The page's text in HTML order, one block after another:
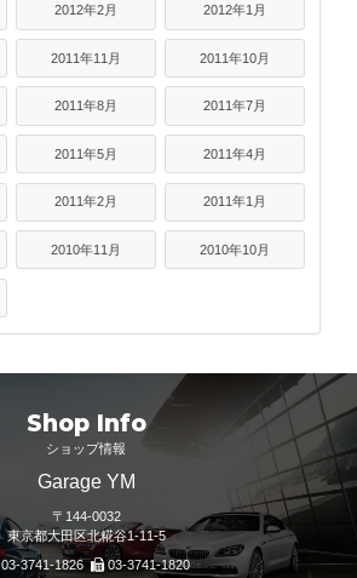
2012年2月 2012年1月
2011年11月 2011年10月
2011年8月 2011年7月
2011年5月 2011年4月
2011年2月 2011年1月
2010年11月 2010年10月
Shop Info
ショップ情報
Garage YM
〒144-0032
東京都大田区北糀谷1-11-5
03-3741-1826
03-3741-1820